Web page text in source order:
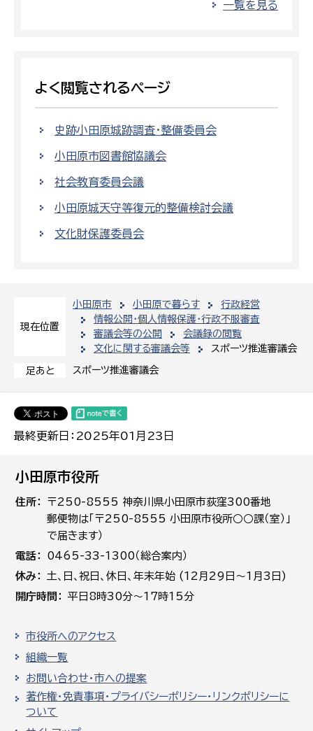
現在位置
小田原市 小田原で暮らす
行政経営
情報公開・個人情報保護・行政不服審査
審議会等の公開
会議録の閲覧
文化に関する審議会等
スポーツ推進審議会
足あと スポーツ推進審議会
最終更新日：2025年01月23日
一覧を見る
よく閲覧されるページ
史跡小田原城跡調査・整備委員会
小田原市図書館協議会
社会教育委員会議
小田原城天守等復元的整備検討会議
文化財保護委員会
小田原市役所
住所
〒250-8555 神奈川県小田原市荻窪300番地
郵便物は「〒250-8555 小田原市役所○○課（室）」
で届きます）
電話
0465-33-1300（総合案内）
休み
土､日､祝日、休日、年末年始 (12月29日～1月3日)
開庁時間
平日8時30分～17時15分
市役所へのアクセス
組織一覧
お問い合わせ・市への提案
著作権・免責事項・プライバシーポリシー・リンクポリシーに
ついて